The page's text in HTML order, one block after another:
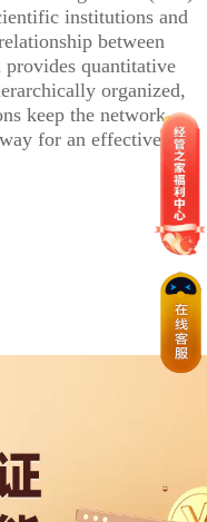
institutions and
between
provides quantitative
organized,
keep the network
for an effective